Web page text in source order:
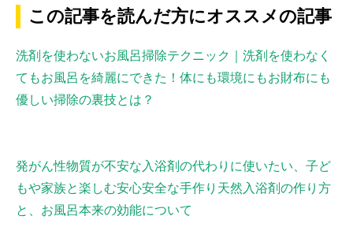
この記事を読んだ方にオススメの記事
洗剤を使わないお風呂掃除テクニック｜洗剤を使わなく
てもお風呂を綺麗にできた！体にも環境にもお財布にも
優しい掃除の裏技とは？
発がん性物質が不安な入浴剤の代わりに使いたい、子ど
もや家族と楽しむ安心安全な手作り天然入浴剤の作り方
と、お風呂本来の効能について